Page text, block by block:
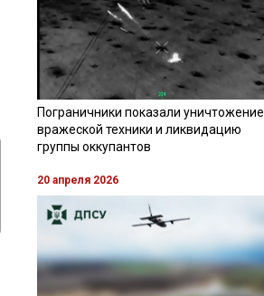
Пограничники показали уничтожение
вражеской техники и ликвидацию
группы оккупантов
20 апреля 2026